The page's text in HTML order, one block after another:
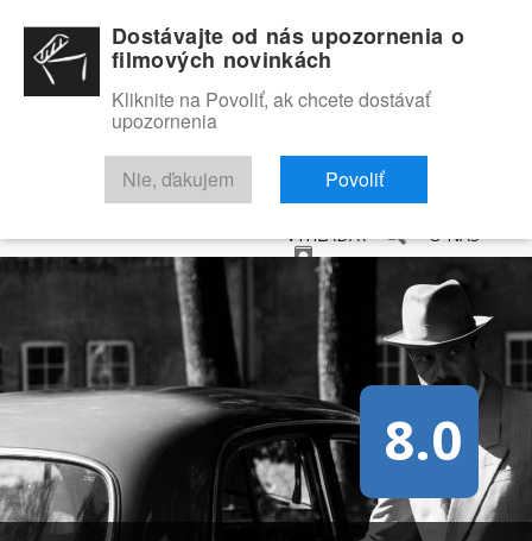
RECENZIE TRAILERY FILMOVÁ DATABÁZA
VYHĽADAŤ O NÁS
8.0
Dostávajte od nás upozornenia o
filmových novinkách
Kliknite na Povoliť, ak chcete dostávať
upozornenia
Nie, ďakujem Povoliť